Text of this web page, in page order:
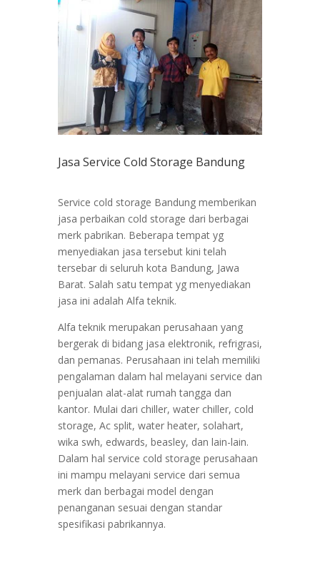
Jasa Service Cold Storage Bandung
Service cold storage Bandung memberikan
jasa perbaikan cold storage dari berbagai
merk pabrikan. Beberapa tempat yg
menyediakan jasa tersebut kini telah
tersebar di seluruh kota Bandung, Jawa
Barat. Salah satu tempat yg menyediakan
jasa ini adalah Alfa teknik.
Alfa teknik merupakan perusahaan yang
bergerak di bidang jasa elektronik, refrigrasi,
dan pemanas. Perusahaan ini telah memiliki
pengalaman dalam hal melayani service dan
penjualan alat-alat rumah tangga dan
kantor. Mulai dari chiller, water chiller, cold
storage, Ac split, water heater, solahart,
wika swh, edwards, beasley, dan lain-lain.
Dalam hal service cold storage perusahaan
ini mampu melayani service dari semua
merk dan berbagai model dengan
penanganan sesuai dengan standar
spesifikasi pabrikannya.